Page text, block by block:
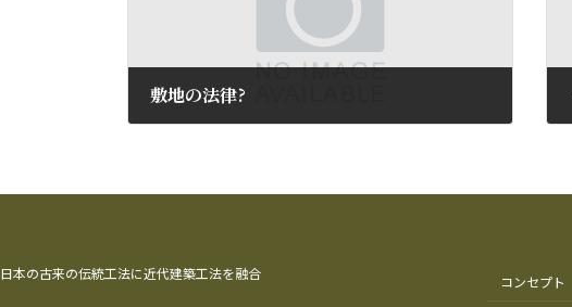
敷地の法律?
日本の古来の伝統工法に近代建築工法を融合
コンセプト